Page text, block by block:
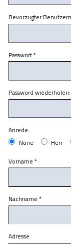
Bevorzugter
Passwort*
Password wiederholen:
Anrede:
None
Herr
Vorname *
Nachname *
Adresse